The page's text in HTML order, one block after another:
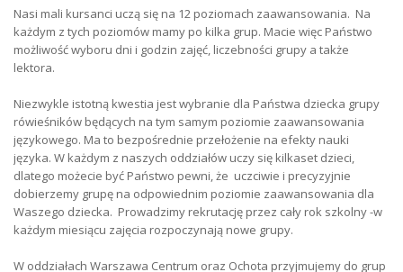
Nasi mali kursanci uczą się na 12 poziomach zaawansowania. Na
każdym z tych poziomów mamy po kilka grup. Macie więc Państwo
możliwość wyboru dni i godzin zajęć, liczebności grupy a także
lektora.
Niezwykle istotną kwestia jest wybranie dla Państwa dziecka grupy
rówieśników będących na tym samym poziomie zaawansowania
językowego. Ma to bezpośrednie przełożenie na efekty nauki
języka. W każdym z naszych oddziałów uczy się kilkaset dzieci,
dlatego możecie być Państwo pewni, że uczciwie i precyzyjnie
dobierzemy grupę na odpowiednim poziomie zaawansowania dla
Waszego dziecka. Prowadzimy rekrutację przez cały rok szkolny -w
każdym miesiącu zajęcia rozpoczynają nowe grupy.
W oddziałach Warszawa Centrum oraz Ochota przyjmujemy do grup